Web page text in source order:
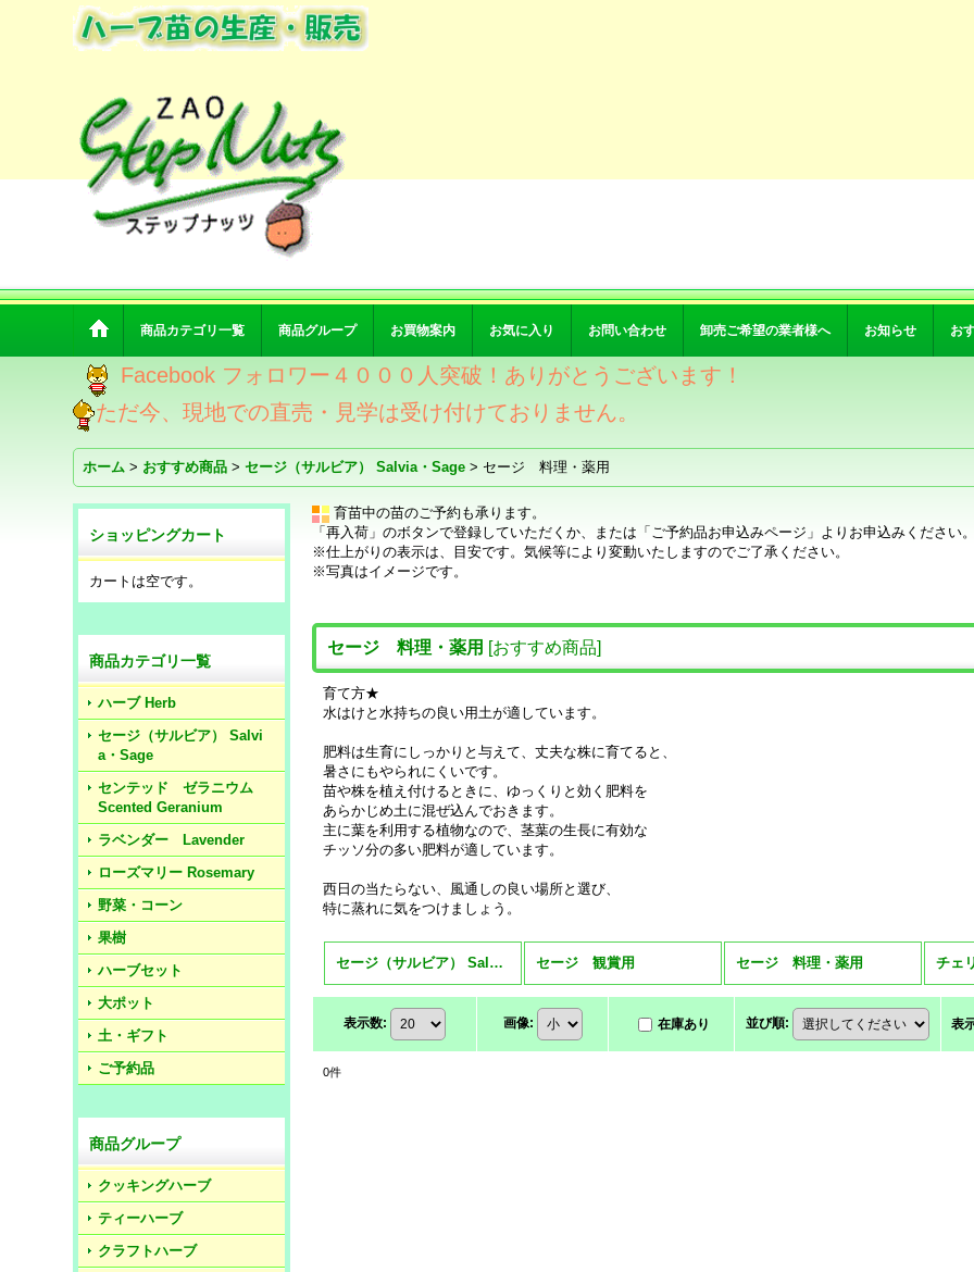
商品カテゴリ一覧 商品グループ お買物案内 お気に入り お問い合わせ 卸売ご希望の業者様へ お知らせ お
Facebook フォロワー４０００人突破！ありがとうございます！
ただ今、現地での直売・見学は受け付けておりません。
ホーム > おすすめ商品 > セージ（サルビア） Salvia・Sage > セージ 料理・薬用
ショッピングカート
カートは空です。
商品カテゴリ一覧
ハーブ Herb
セージ（サルビア） Salvi
a・Sage
センテッド ゼラニウム
Scented Geranium
ラベンダー Lavender
ローズマリー Rosemary
野菜・コーン
果樹
ハーブセット
大ポット
土・ギフト
ご予約品
商品グループ
クッキングハーブ
ティーハーブ
クラフトハーブ
育苗中の苗のご予約も承ります。
「再入荷」のボタンで登録していただくか、または「ご予約品お申込みページ」よりお申込みください。
※仕上がりの表示は、目安です。気候等により変動いたしますのでご了承ください。
※写真はイメージです。
セージ 料理・薬用 [おすすめ商品]
育て方★
水はけと水持ちの良い用土が適しています。
肥料は生育にしっかりと与えて、丈夫な株に育てると、
暑さにもやられにくいです。
苗や株を植え付けるときに、ゆっくりと効く肥料を
あらかじめ土に混ぜ込んでおきます。
主に葉を利用する植物なので、茎葉の生長に有効な
チッソ分の多い肥料が適しています。
西日の当たらない、風通しの良い場所と選び、
特に蒸れに気をつけましょう。
セージ（サルビア） Salvia・Sage (全商品) セージ 観賞用 セージ 料理・薬用 チェ
表示数: 画像: 在庫あり 並び順: 表
0件